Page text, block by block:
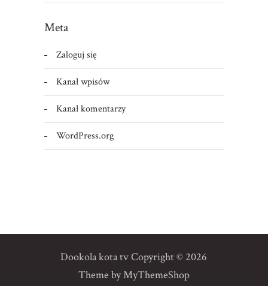
Meta
Zaloguj się
Kanał wpisów
Kanał komentarzy
WordPress.org
Dookola kota tvCopyright © 2026
Theme byMyThemeShop